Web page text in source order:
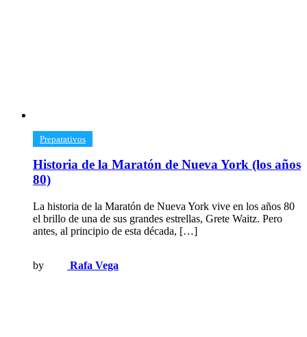
​Preparativos
Historia de la Maratón de Nueva York (los años
80)
La historia de la Maratón de Nueva York vive en los años 80
el brillo de una de sus grandes estrellas, Grete Waitz. Pero
antes, al principio de esta década, […]
by Rafa Vega